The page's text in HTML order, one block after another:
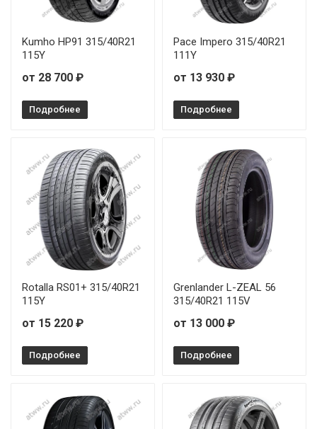
Kumho HP91 315/40R21
115Y
от 28 700 ₽
Подробнее
Pace Impero 315/40R21
111Y
от 13 930 ₽
Подробнее
Rotalla RS01+ 315/40R21
115Y
от 15 220 ₽
Подробнее
Grenlander L-ZEAL 56
315/40R21 115V
от 13 000 ₽
Подробнее